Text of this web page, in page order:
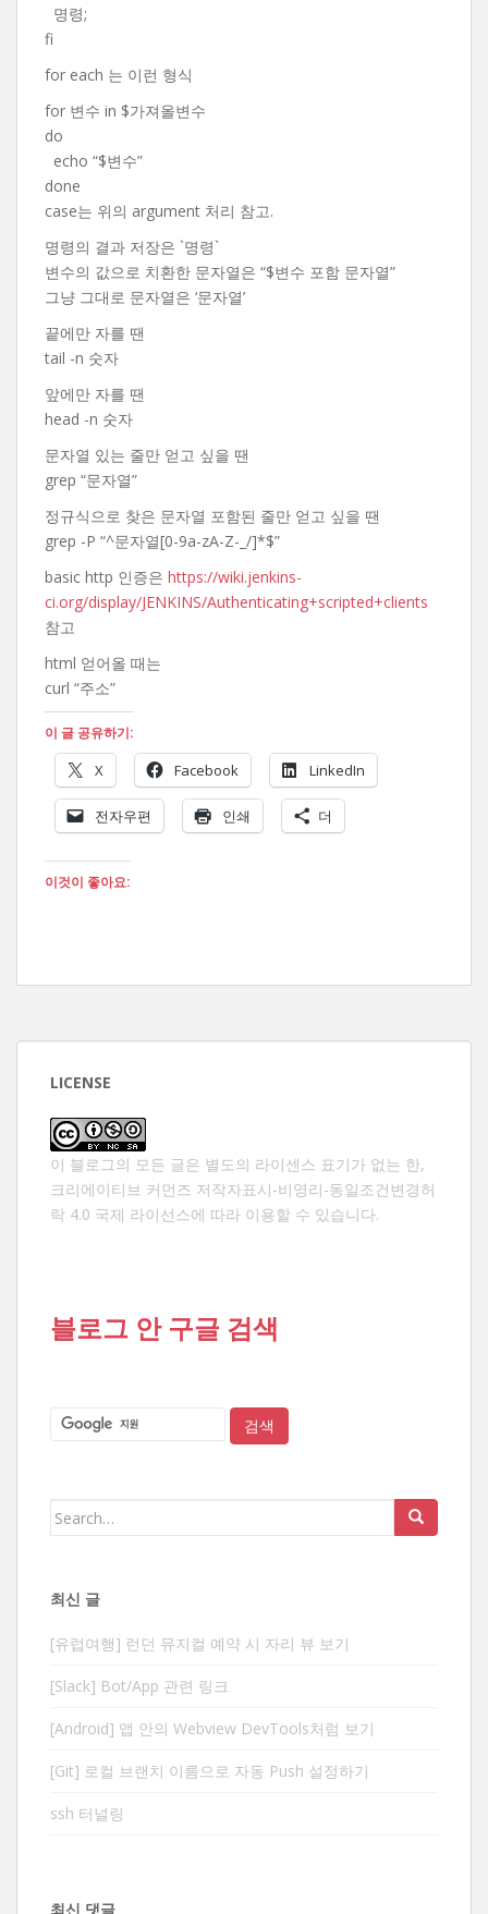
명령;
fi
for each 는 이런 형식
for 변수 in $가져올변수
do
echo “$변수”
done
case는 위의 argument 처리 참고.
명령의 결과 저장은 `명령`
변수의 값으로 치환한 문자열은 “$변수 포함 문자열”
그냥 그대로 문자열은 ‘문자열’
끝에만 자를 땐
tail -n 숫자
앞에만 자를 땐
head -n 숫자
문자열 있는 줄만 얻고 싶을 땐
grep “문자열”
정규식으로 찾은 문자열 포함된 줄만 얻고 싶을 땐
grep -P “^문자열[0-9a-zA-Z-_/]*$”
basic http 인증은 https://wiki.jenkins-
ci.org/display/JENKINS/Authenticating+scripted+clients
참고
html 얻어올 때는
curl “주소”
이 글 공유하기:
X Facebook LinkedIn
전자우편 인쇄 더
이것이 좋아요:
LICENSE
이 블로그의 모든 글은 별도의 라이센스 표기가 없는 한,
크리에이티브 커먼즈 저작자표시-비영리-동일조건변경허
락 4.0 국제 라이선스에 따라 이용할 수 있습니다.
블로그 안 구글 검색
Search
최신 글
[유럽여행] 런던 뮤지컬 예약 시 자리 뷰 보기
[Slack] Bot/App 관련 링크
[Android] 앱 안의 Webview DevTools처럼 보기
[Git] 로컬 브랜치 이름으로 자동 Push 설정하기
ssh 터널링
최신 댓글